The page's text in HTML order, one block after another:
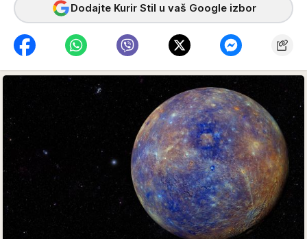
Dodajte Kurir Stil u vaš Google izbor